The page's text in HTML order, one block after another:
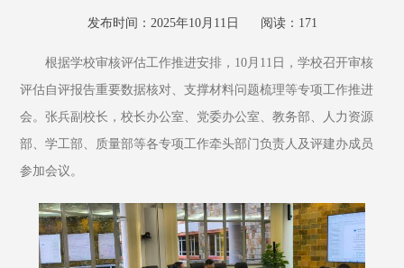
发布时间：2025年10月11日 阅读： 171
根据学校审核评估工作推进安排，10月11日，学校召开审核
评估自评报告重要数据核对、支撑材料问题梳理等专项工作推进
会。张兵副校长，校长办公室、党委办公室、教务部、人力资源
部、学工部、质量部等各专项工作牵头部门负责人及评建办成员
参加会议。